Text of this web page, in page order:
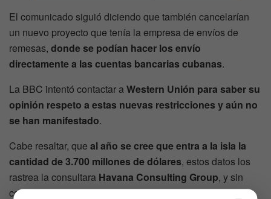
El comunicado siguió diciendo que también cancelarían
un nuevo proyecto que tenía la empresa de envíos de
remesas, donde se podían hacer los envío
directamente a las cuentas bancarias cubanas.
La BBC intentó contactar aWestern Unión para saber su
opinión respeto a estas nuevas restricciones y aún no
se han manifestado.
Cabe resaltar, que al año se cree que entra a la isla la
cantidad de 3.700 millones de dólares, estos datos los
rastrea la consultara Havana Consulting Group, y sin
contar que unestudio realizado por Estados Unidos